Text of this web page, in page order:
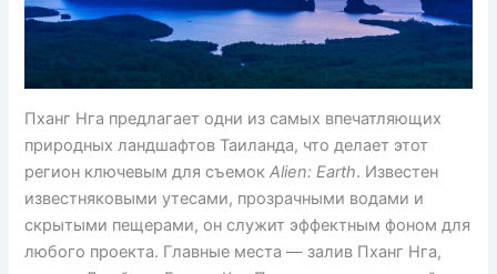
Пханг Нга предлагает одни из самых впечатляющих
природных ландшафтов Таиланда, что делает этот
регион ключевым для съемокAlien: Earth. Известен
известняковыми утесами, прозрачными водами и
скрытыми пещерами, он служит эффектным фоном для
любого проекта. Главные места — залив Пханг Нга,